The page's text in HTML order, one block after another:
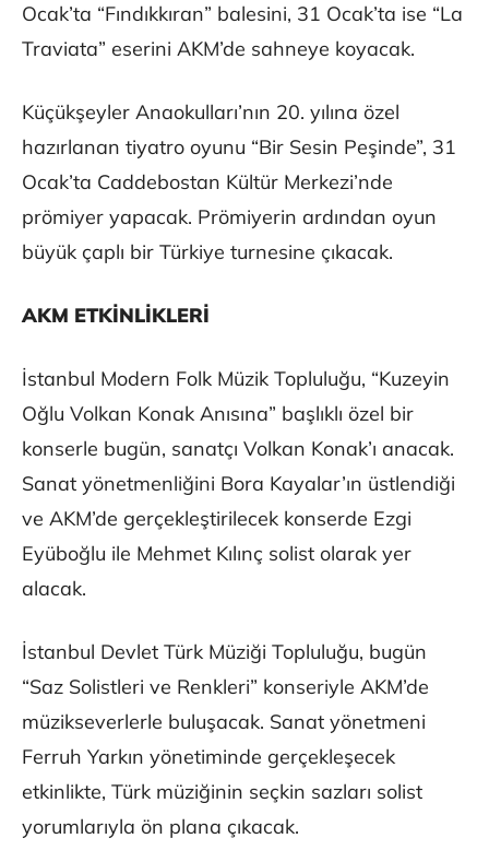
Ocak’ta “Fındıkkıran” balesini, 31 Ocak’ta ise “La
Traviata” eserini AKM’de sahneye koyacak.
Küçükşeyler Anaokulları’nın 20. yılına özel
hazırlanan tiyatro oyunu “Bir Sesin Peşinde”, 31
Ocak’ta Caddebostan Kültür Merkezi’nde
prömiyer yapacak. Prömiyerin ardından oyun
büyük çaplı bir Türkiye turnesine çıkacak.
AKM ETKİNLİKLERİ
İstanbul Modern Folk Müzik Topluluğu, “Kuzeyin
Oğlu Volkan Konak Anısına” başlıklı özel bir
konserle bugün, sanatçı Volkan Konak’ı anacak.
Sanat yönetmenliğini Bora Kayalar’ın üstlendiği
ve AKM’de gerçekleştirilecek konserde Ezgi
Eyüboğlu ile Mehmet Kılınç solist olarak yer
alacak.
İstanbul Devlet Türk Müziği Topluluğu, bugün
“Saz Solistleri ve Renkleri” konseriyle AKM’de
müzikseverlerle buluşacak. Sanat yönetmeni
Ferruh Yarkın yönetiminde gerçekleşecek
etkinlikte, Türk müziğinin seçkin sazları solist
yorumlarıyla ön plana çıkacak.